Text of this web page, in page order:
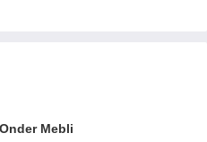
Onder Mebli